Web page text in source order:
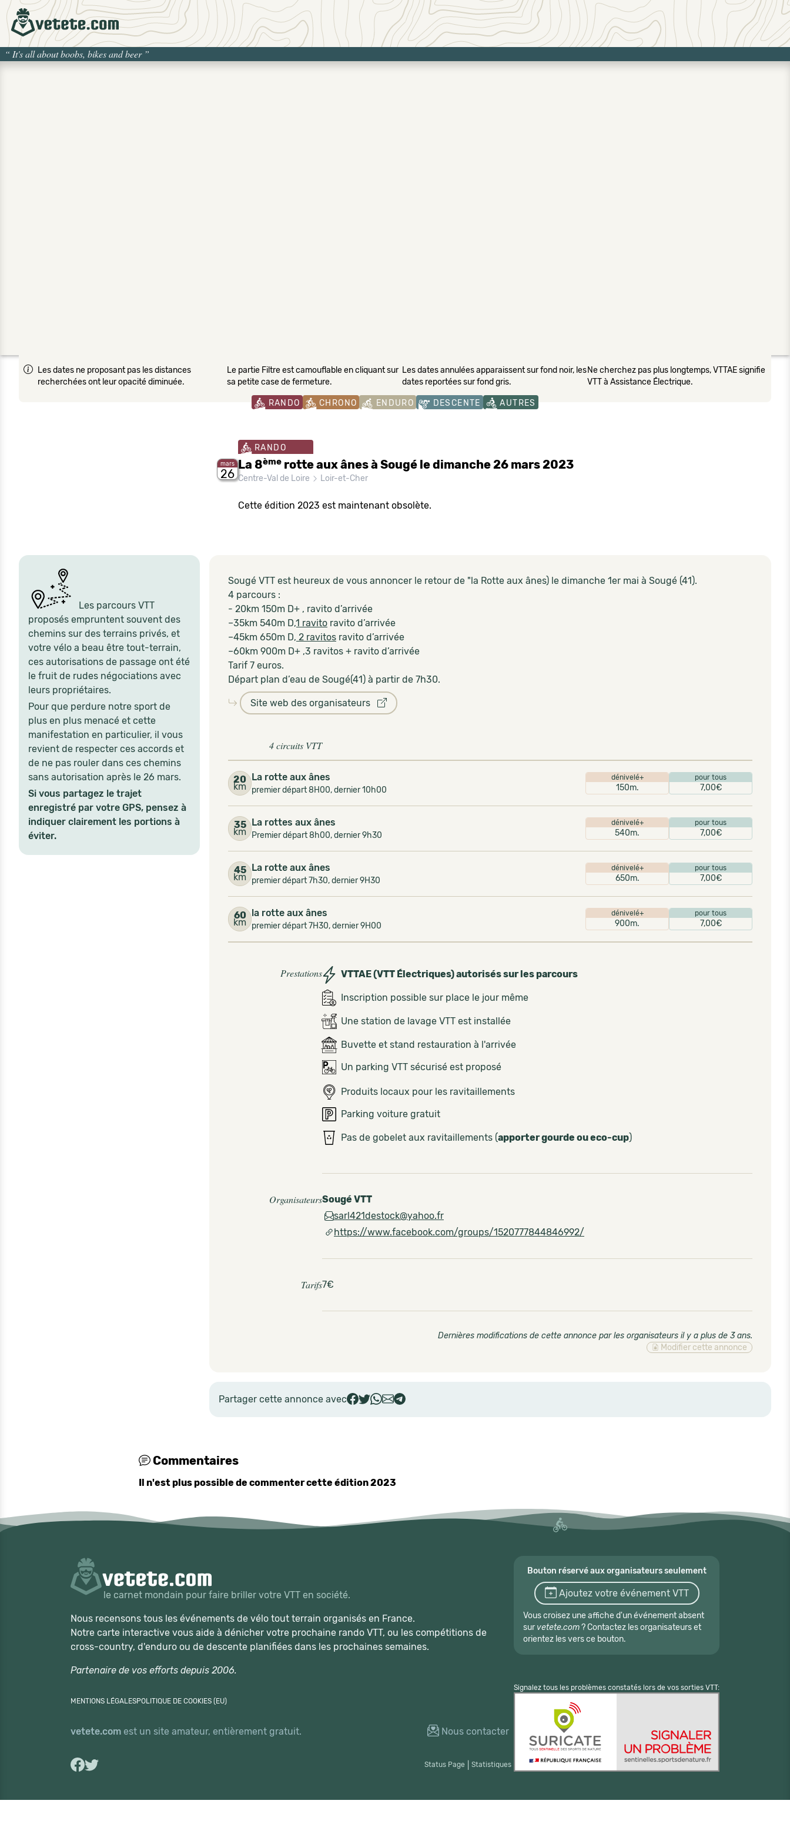
“ It's all about boobs, bikes and beer”
Les dates ne proposant pas les distances
recherchées ont leur opacité diminuée.
Le partie Filtre est camouflable en cliquant sur
sa petite case de fermeture.
Les dates annulées apparaissent sur fond noir, les
dates reportées sur fond gris.
Ne cherchez pas plus longtemps, VTTAE signifie
VTT à Assistance Électrique.
RANDO CHRONO ENDURO DESCENTE AUTRES
mars
26
RANDO
La 8èmerotte aux ânes à Sougé le dimanche 26 mars 2023
Centre-Val de Loire Loir-et-Cher
Cette édition 2023 est maintenant obsolète.
Les parcours VTT
proposés empruntent souvent des
chemins sur des terrains privés, et
votre vélo a beau être tout-terrain,
ces autorisations de passage ont été
le fruit de rudes négociations avec
leurs propriétaires.
Pour que perdure notre sport de
plus en plus menacé et cette
manifestation en particulier, il vous
revient de respecter ces accords et
de ne pas rouler dans ces chemins
sans autorisation après le 26 mars.
Si vous partagez le trajet
enregistré par votre GPS, pensez à
indiquer clairement les portions à
éviter.
Sougé VTT est heureux de vous annoncer le retour de "la Rotte aux ânes) le dimanche 1er mai à Sougé (41).
4 parcours :
- 20km 150m D+ , ravito d’arrivée
–35km 540m D,1 ravito ravito d’arrivée
–45km 650m D, 2 ravitos ravito d’arrivée
–60km 900m D+ ,3 ravitos + ravito d’arrivée
Tarif 7 euros.
Départ plan d’eau de Sougé(41) à partir de 7h30.
Site web des organisateurs
4 circuits VTT
20
km
La rotte aux ânes
premier départ 8H00, dernier 10h00
dénivelé+
150m.
pour tous
7,00€
35
km
La rottes aux ânes
Premier départ 8h00, dernier 9h30
dénivelé+
540m.
pour tous
7,00€
45
km
La rotte aux ânes
premier départ 7h30, dernier 9H30
dénivelé+
650m.
pour tous
7,00€
60
km
la rotte aux ânes
premier départ 7H30, dernier 9H00
dénivelé+
900m.
pour tous
7,00€
Prestations VTTAE (VTT Électriques) autorisés sur les parcours
Inscription possible sur place le jour même
Une station de lavage VTT est installée
Buvette et stand restauration à l'arrivée
Un parking VTT sécurisé est proposé
Produits locaux pour les ravitaillements
Parking voiture gratuit
Pas de gobelet aux ravitaillements (apporter gourde ou eco-cup)
OrganisateursSougé VTT
sarl421destock@yahoo.fr
https://www.facebook.com/groups/1520777844846992/
Tarifs7€
Dernières modifications de cette annonce par les organisateurs il y a plus de 3 ans.
Modifier cette annonce
Partager cette annonce avec
Commentaires
Il n'est plus possible de commenter cette édition 2023
le carnet mondain pour faire briller votre VTT en société.
Nous recensons tous les événements de vélo tout terrain organisés en France.
Notre carte interactive vous aide à dénicher votre prochaine rando VTT, ou les compétitions de
cross-country, d'enduro ou de descente planifiées dans les prochaines semaines.
Partenaire de vos efforts depuis 2006.
MENTIONS LÉGALESPOLITIQUE DE COOKIES (EU)
vetete.com est un site amateur, entièrement gratuit. Nous contacter
Status Page Statistiques
Bouton réservé aux organisateurs seulement
Ajoutez votre événement VTT
Vous croisez une affiche d'un événement absent
sur vetete.com? Contactez les organisateurs et
orientez les vers ce bouton.
Signalez tous les problèmes constatés lors de vos sorties VTT: